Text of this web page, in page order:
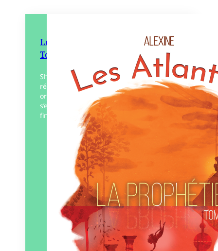
Les Atlantes – La Prophétie
Tome 2
Shilo se retrouve confrontée à des
révélations bouleversantes sur ses
origines. Avec Maëldan , Avel et Adam, ils
s’enfuient à Paris après avoir découvert la
fin de la…
Éditeur :ZTL – ZéTooLu
Paru le01/10/2024